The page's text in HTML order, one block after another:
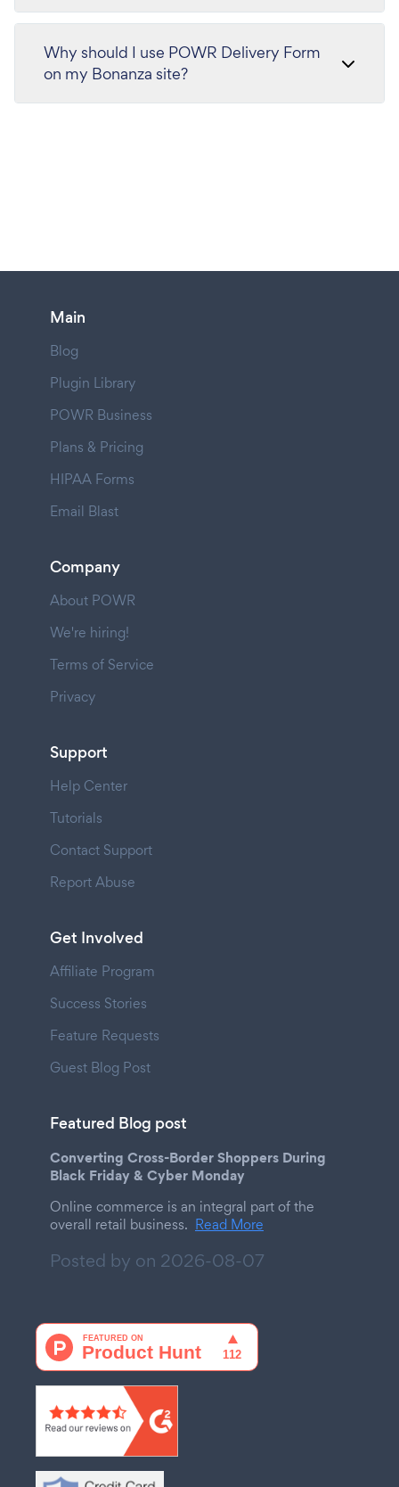
Why should I use POWR Delivery Form
on my Bonanza site?
Main
Blog
Plugin Library
POWR Business
Plans & Pricing
HIPAA Forms
Email Blast
Company
About POWR
We're hiring!
Terms of Service
Privacy
Support
Help Center
Tutorials
Contact Support
Report Abuse
Get Involved
Affiliate Program
Success Stories
Feature Requests
Guest Blog Post
Featured Blog post
Converting Cross-Border Shoppers During
Black Friday & Cyber Monday
Online commerce is an integral part of the
overall retail business. Read More
Posted by on 2026-08-07